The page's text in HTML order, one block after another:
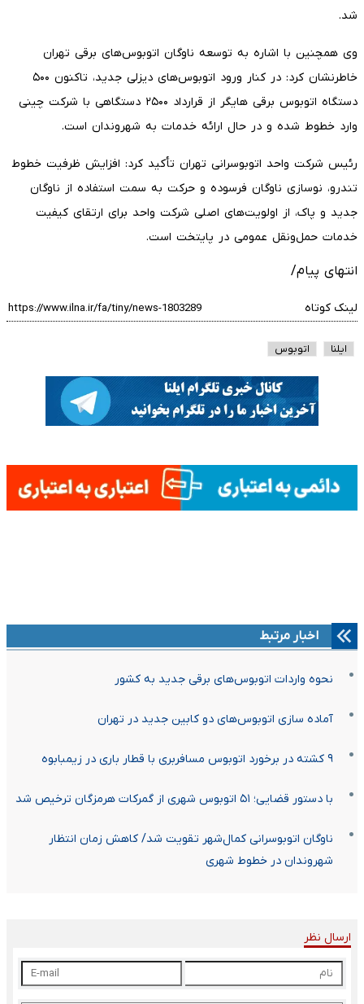
شد.
وی همچنین با اشاره به توسعه ناوگان اتوبوس‌های برقی تهران
خاطرنشان کرد: در کنار ورود اتوبوس‌های دیزلی جدید، تاکنون ۵۰۰
دستگاه اتوبوس برقی هایگر از قرارداد ۲۵۰۰ دستگاهی با شرکت چینی
وارد خطوط شده و در حال ارائه خدمات به شهروندان است.
رئیس شرکت واحد اتوبوسرانی تهران تأکید کرد: افزایش ظرفیت خطوط
تندرو، نوسازی ناوگان فرسوده و حرکت به سمت استفاده از ناوگان
جدید و پاک، از اولویت‌های اصلی شرکت واحد برای ارتقای کیفیت
خدمات حمل‌ونقل عمومی در پایتخت است.
انتهای پیام/
لینک کوتاه
ایلنا اتوبوس
اخبار مرتبط
نحوه واردات اتوبوس‌های برقی جدید به کشور
آماده سازی اتوبوس‌های دو کابین جدید در تهران
۹ کشته در برخورد اتوبوس مسافربری با قطار باری در زیمبابوه
با دستور قضایی؛ ۵۱ اتوبوس شهری از گمرکات هرمزگان ترخیص شد
ناوگان اتوبوسرانی کمال‌شهر تقویت شد/ کاهش زمان انتظار
شهروندان در خطوط شهری
ارسال نظر